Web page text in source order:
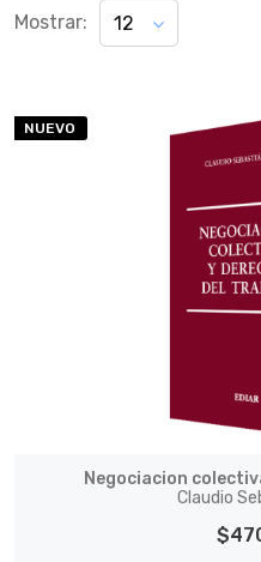
Mostrar: 12
NUEVO
Negociacion
Claudio